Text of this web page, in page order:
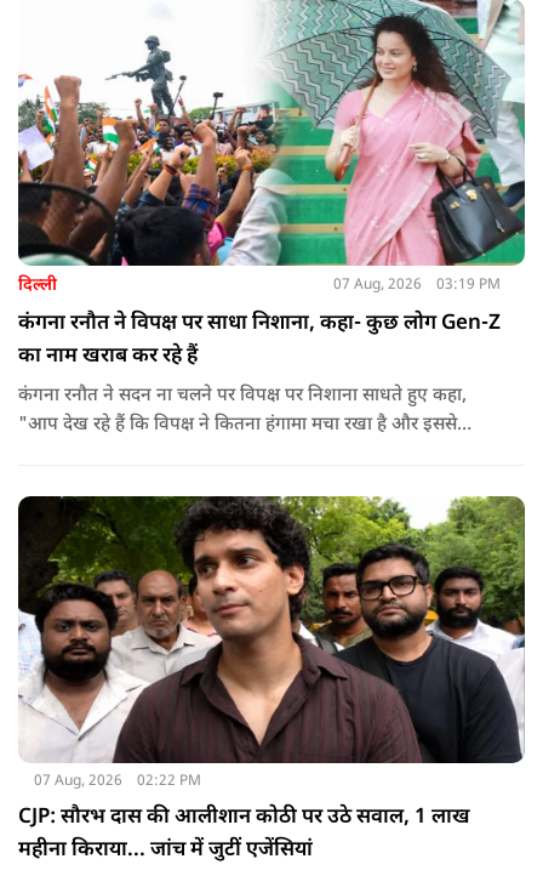
दिल्ली 07 Aug, 2026 03:19 PM
कंगना रनौत ने विपक्ष पर साधा निशाना, कहा- कुछ लोग Gen-Z
का नाम खराब कर रहे हैं
कंगना रनौत ने सदन ना चलने पर विपक्ष पर निशाना साधते हुए कहा,
"आप देख रहे हैं कि विपक्ष ने कितना हंगामा मचा रखा है और इससे
देश के सामने साफ हो रही है. और जब हारते हैं, तो रोना रोते हैं."
07 Aug, 2026 02:22 PM
CJP: सौरभ दास की आलीशान कोठी पर उठे सवाल, 1 लाख
महीना किराया... जांच में जुटीं एजेंसियां